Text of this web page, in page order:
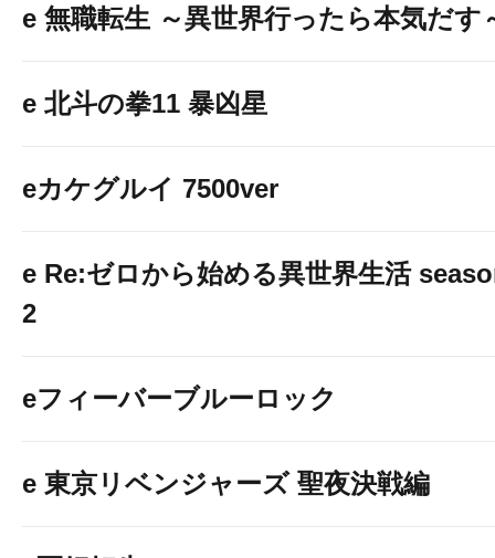
e 無職転生 ～異世界行ったら本気だす
e 北斗の拳11 暴凶星
eカケグルイ 7500ver
e Re:ゼロから始める異世界生活
2
eフィーバーブルーロック
e 東京リベンジャーズ 聖夜決戦編